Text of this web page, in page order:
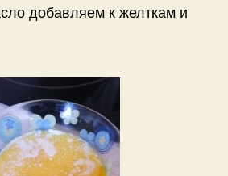
добавляем к желткам и